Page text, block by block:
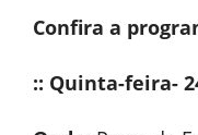
Confira a
:: Quinta-feira-